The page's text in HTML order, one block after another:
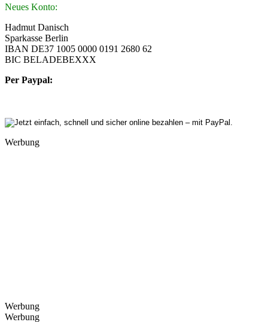
Neues Konto:
Hadmut Danisch
Sparkasse Berlin
IBAN DE37 1005 0000 0191 2680 62
BIC BELADEBEXXX
Per Paypal:
Werbung
Werbung
Werbung